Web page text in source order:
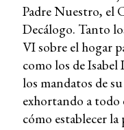
Padre Nuestro, el
Decálogo. Tanto
VI sobre el hogar
como los de
los mandatos de
exhortando a todo
cómo establecer